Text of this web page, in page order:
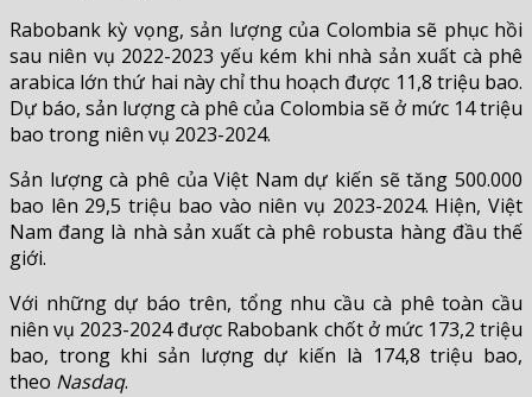
Rabobank kỳ vọng, sản lượng của Colombia sẽ phục hồi
sau niên vụ 2022-2023 yếu kém khi nhà sản xuất cà phê
arabica lớn thứ hai này chỉ thu hoạch được 11,8 triệu bao.
Dự báo, sản lượng cà phê của Colombia sẽ ở mức 14 triệu
bao trong niên vụ 2023-2024.
Sản lượng cà phê của Việt Nam dự kiến ​​sẽ tăng 500.000
bao lên 29,5 triệu bao vào niên vụ 2023-2024. Hiện, Việt
Nam đang là nhà sản xuất cà phê robusta hàng đầu thế
giới.
Với những dự báo trên, tổng nhu cầu cà phê toàn cầu
niên vụ 2023-2024 được Rabobank chốt ở mức 173,2 triệu
bao, trong khi sản lượng dự kiến ​​là 174,8 triệu bao,
theo Nasdaq.